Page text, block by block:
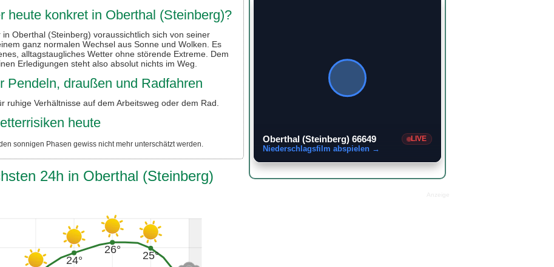
heute konkret in Oberthal (Steinberg)?
Oberthal (Steinberg) voraussichtlich sich von seiner
ganz normalen Wechsel aus Sonne und Wolken. Es
alltagstaugliches Wetter ohne störende Extreme. Dem
Erledigungen steht also absolut nichts im Weg.
Pendeln, draußen und Radfahren
ruhige Verhältnisse auf dem Arbeitsweg oder dem Rad.
heute
sonnigen Phasen gewiss nicht mehr unterschätzt werden.
24h in Oberthal (Steinberg)
24°
26° 25°
Oberthal (Steinberg) 66649 LIVE
Niederschlagsfilm abspielen →